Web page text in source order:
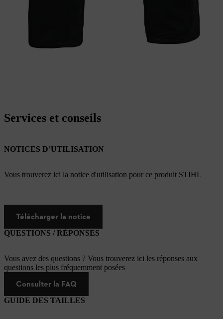
Services et conseils
NOTICES D’UTILISATION
Vous trouverez ici la notice d'utilisation pour ce produit STIHL
Télécharger la notice
QUESTIONS / RÉPONSES
Vous avez des questions ? Vous trouverez ici les réponses aux
questions les plus fréquemment posées
Consulter la FAQ
GUIDE DES TAILLES